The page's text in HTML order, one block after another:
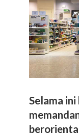
Selama